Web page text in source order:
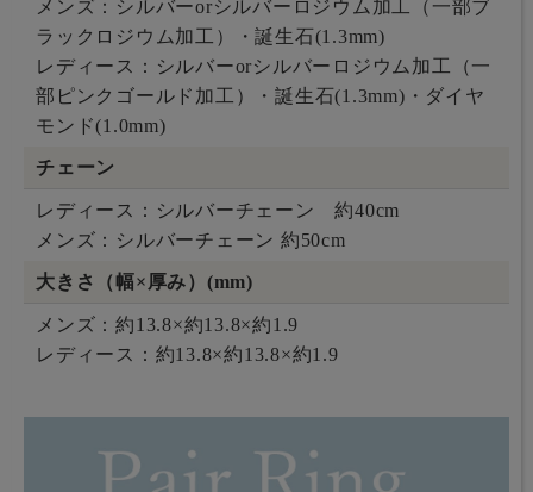
メンズ：シルバーorシルバーロジウム加工（一部ブ
ラックロジウム加工）・誕生石(1.3mm)
レディース：シルバーorシルバーロジウム加工（一
部ピンクゴールド加工）・誕生石(1.3mm)・ダイヤ
モンド(1.0mm)
チェーン
レディース：シルバーチェーン 約40cm
メンズ：シルバーチェーン 約50cm
大きさ（幅×厚み）(mm)
メンズ：約13.8×約13.8×約1.9
レディース：約13.8×約13.8×約1.9